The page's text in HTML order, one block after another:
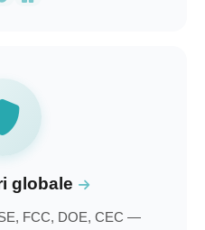
globale
FCC, DOE, CEC —